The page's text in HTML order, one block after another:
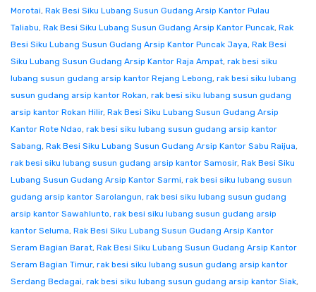
Morotai, Rak Besi Siku Lubang Susun Gudang Arsip Kantor Pulau
Taliabu, Rak Besi Siku Lubang Susun Gudang Arsip Kantor Puncak, Rak
Besi Siku Lubang Susun Gudang Arsip Kantor Puncak Jaya, Rak Besi
Siku Lubang Susun Gudang Arsip Kantor Raja Ampat, rak besi siku
lubang susun gudang arsip kantor Rejang Lebong, rak besi siku lubang
susun gudang arsip kantor Rokan, rak besi siku lubang susun gudang
arsip kantor Rokan Hilir, Rak Besi Siku Lubang Susun Gudang Arsip
Kantor Rote Ndao, rak besi siku lubang susun gudang arsip kantor
Sabang, Rak Besi Siku Lubang Susun Gudang Arsip Kantor Sabu Raijua,
rak besi siku lubang susun gudang arsip kantor Samosir, Rak Besi Siku
Lubang Susun Gudang Arsip Kantor Sarmi, rak besi siku lubang susun
gudang arsip kantor Sarolangun, rak besi siku lubang susun gudang
arsip kantor Sawahlunto, rak besi siku lubang susun gudang arsip
kantor Seluma, Rak Besi Siku Lubang Susun Gudang Arsip Kantor
Seram Bagian Barat, Rak Besi Siku Lubang Susun Gudang Arsip Kantor
Seram Bagian Timur, rak besi siku lubang susun gudang arsip kantor
Serdang Bedagai, rak besi siku lubang susun gudang arsip kantor Siak,